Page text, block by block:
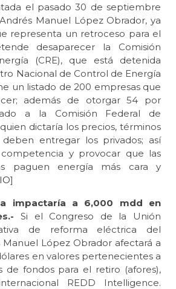
el pasado 30 de septiembre
Manuel López Obrador, ya
representa un retroceso para el
desaparecer la Comisión
(CRE), que está detenida
Nacional de Control de Energía
un listado de 200 empresas que
además de otorgar 54 por
a la Comisión Federal de
dictaría los precios, términos
entregar los privados; así
y provocar que las
paguen energía más cara y
]
impactaría a 6,000 mdd en
Si el Congreso de la Unión
de reforma eléctrica del
López Obrador afectará a
en valores pertenecientes a
de fondos para el retiro (afores),
REDD Intelligence.